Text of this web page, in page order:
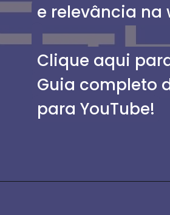
e relevância na
Clique aqui
Guia completo
para YouTube!
e relevância na
Clique aqui
Guia completo
para YouTube!